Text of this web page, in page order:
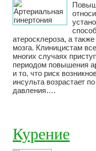
атеросклероза, а
мозга. Клиницистам
многих случаях
периодом повышения
и то, что риск
инсульта возрастает
давления….
Курение